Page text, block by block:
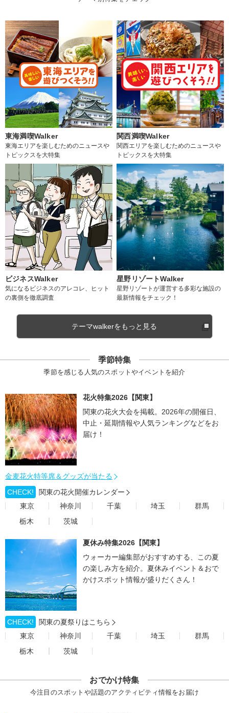
東海満喫Walker
東海エリアを楽しむためのニュースや
トピックスを大特集
関西満喫Walker
関西エリアを楽しむためのニュースや
トピックスを大特集
ビジネスWalker
気になるビジネスのアレコレ、ヒット
の裏側を徹底調査
星野リゾートWalker
星野リゾートが運営する多彩な施設の
最新情報をチェック！
テーマwalkerをもっと見る
季節特集
季節を感じる人気のスポットやイベントを紹介
花火特集2026【関東】
関東の花火大会を掲載。2026年の開催日、
中止・延期情報や人気ランキングなどをお
届け！
金麦花火特等席＆グッズが当たる
CHECK!
関東の花火開催カレンダー
東京
神奈川 千葉 埼玉
群馬
栃木
茨城
夏休み特集2026【関東】
ウォーカー編集部がおすすめする、この夏
の楽しみ方を紹介。夏休みイベント＆おで
かけスポット情報が盛りだくさん！
CHECK!
関東の夏祭りはこちら
東京
神奈川 千葉 埼玉
群馬
栃木
茨城
おでかけ特集
今注目のスポットや話題のアクティビティ情報をお届け